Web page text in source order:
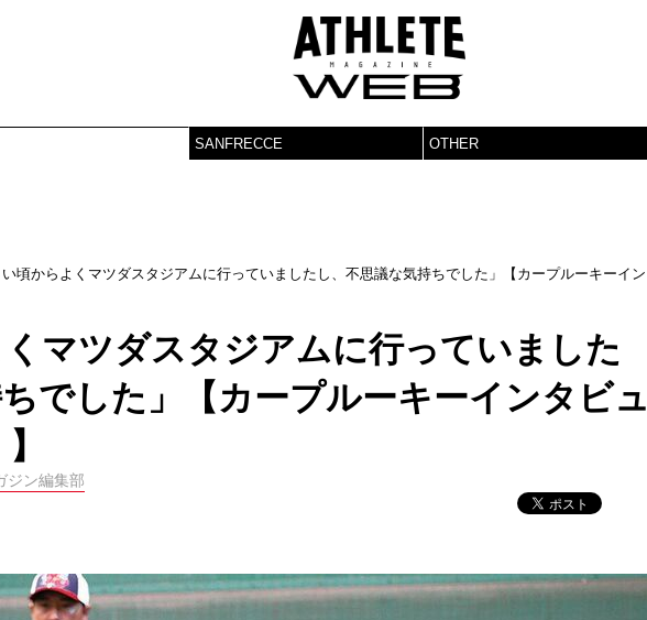
SANFRECCE OTHER
い頃からよくマツダスタジアムに行っていましたし、不思議な気持ちでした」【カープルーキーイン
くマツダスタジアムに行っていました
でした」【カープルーキーインタビュ
ジン編集部